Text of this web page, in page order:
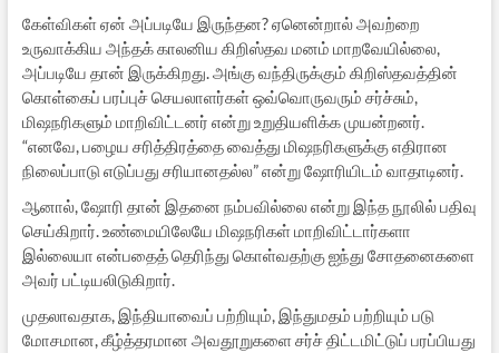
கேள்விகள் ஏன் அப்படியே இருந்தன? ஏனென்றால் அவற்றை
உருவாக்கிய அந்தக் காலனிய கிறிஸ்தவ மனம் மாறவேயில்லை,
அப்படியே தான் இருக்கிறது. அங்கு வந்திருக்கும் கிறிஸ்தவத்தின்
கொள்கைப் பரப்புச் செயலாளர்கள் ஒவ்வொருவரும் சர்ச்சும்,
மிஷநரிகளும் மாறிவிட்டனர் என்று உறுதியளிக்க முயன்றனர்.
“எனவே, பழைய சரித்திரத்தை வைத்து மிஷநரிகளுக்கு எதிரான
நிலைப்பாடு எடுப்பது சரியானதல்ல” என்று ஷோரியிடம் வாதாடினர்.
ஆனால், ஷோரி தான் இதனை நம்பவில்லை என்று இந்த நூலில் பதிவு
செய்கிறார். உண்மையிலேயே மிஷநரிகள் மாறிவிட்டார்களா
இல்லையா என்பதைத் தெரிந்து கொள்வதற்கு ஐந்து சோதனைகளை
அவர் பட்டியலிடுகிறார்.
முதலாவதாக, இந்தியாவைப் பற்றியும், இந்துமதம் பற்றியும் படு
மோசமான, கீழ்த்தரமான அவதூறுகளை சர்ச் திட்டமிட்டுப் பரப்பியது